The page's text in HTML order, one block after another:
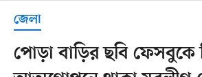
জেলা
পোড়া বাড়ির ছবি ফেসবুকে